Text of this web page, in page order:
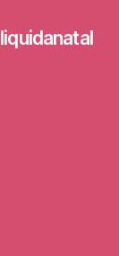
liquidanatal